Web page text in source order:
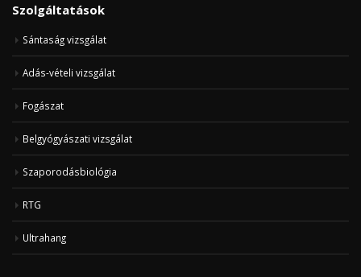
Szolgáltatások
Sántaság vizsgálat
Adás-vételi vizsgálat
Fogászat
Belgyógyászati vizsgálat
Szaporodásbiológia
RTG
Ultrahang